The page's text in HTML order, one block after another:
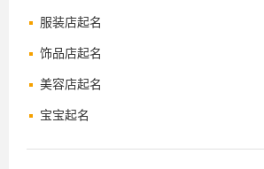
服装店起名
饰品店起名
美容店起名
宝宝起名